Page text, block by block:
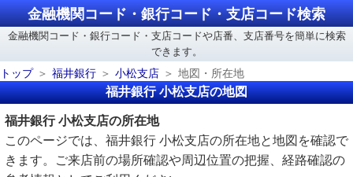
金融機関コード・銀行コード・支店コード検索
金融機関コード・銀行コード・支店コードや店番、支店番号を簡単に検索
できます。
トップ
福井銀行 小松支店 地図・所在地
福井銀行 小松支店の地図
福井銀行 小松支店の所在地
このページでは、福井銀行 小松支店の所在地と地図を確認で
きます。ご来店前の場所確認や周辺位置の把握、経路確認の